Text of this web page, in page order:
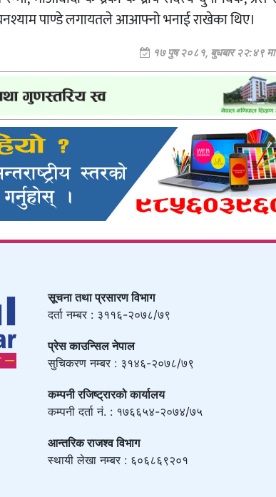
घनश्याम पाण्डे लगायतले आआफ्नो भनाई राखेका थिए।
१७ पुष २०८१, बुधबार २२:४९ मा
सूचना तथा प्रसारण विभाग
दर्ता नम्बर : ३११६-२०७८/७९
प्रेस काउन्सिल नेपाल
सुचिकरण नम्बर : ३१४६-२०७८/७९
कम्पनी रजिष्ट्रारको कार्यालय
कम्पनी दर्ता नं. : १७६६५४-२०७४/७५
आन्तरिक राजश्व विभाग
स्थायी लेखा नम्बर : ६०६८६९२०१